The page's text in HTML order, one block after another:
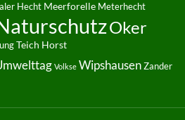
Hecht Meerforelle Meterhecht
Oker
Teich Horst
Volkse WipshausenZander